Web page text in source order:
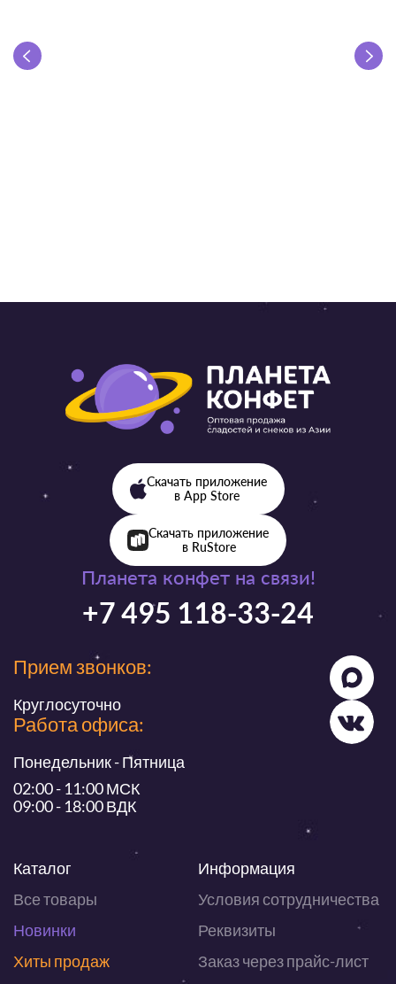
Планета конфет на связи!
+7 495 118-33-24
Прием звонков:
Круглосуточно
Работа офиса:
Понедельник - Пятница
02:00 - 11:00 МСК
09:00 - 18:00 ВДК
Каталог
Все товары
Новинки
Хиты продаж
Информация
Условия сотрудничества
Реквизиты
Заказ через прайс-лист
Скачать приложение
в App Store
Скачать приложение
в RuStore